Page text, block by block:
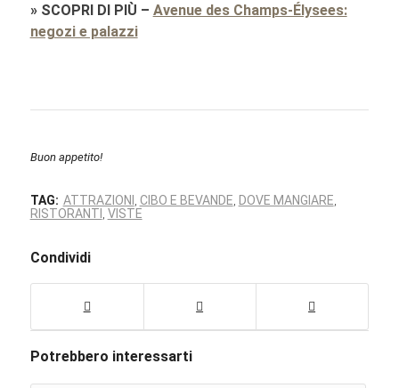
» SCOPRI DI PIÙ – Avenue des Champs-Élysees:
negozi e palazzi
Buon appetito!
TAG: ATTRAZIONI , CIBO E BEVANDE, DOVE MANGIARE,
RISTORANTI , VISTE
Condividi
Potrebbero interessarti